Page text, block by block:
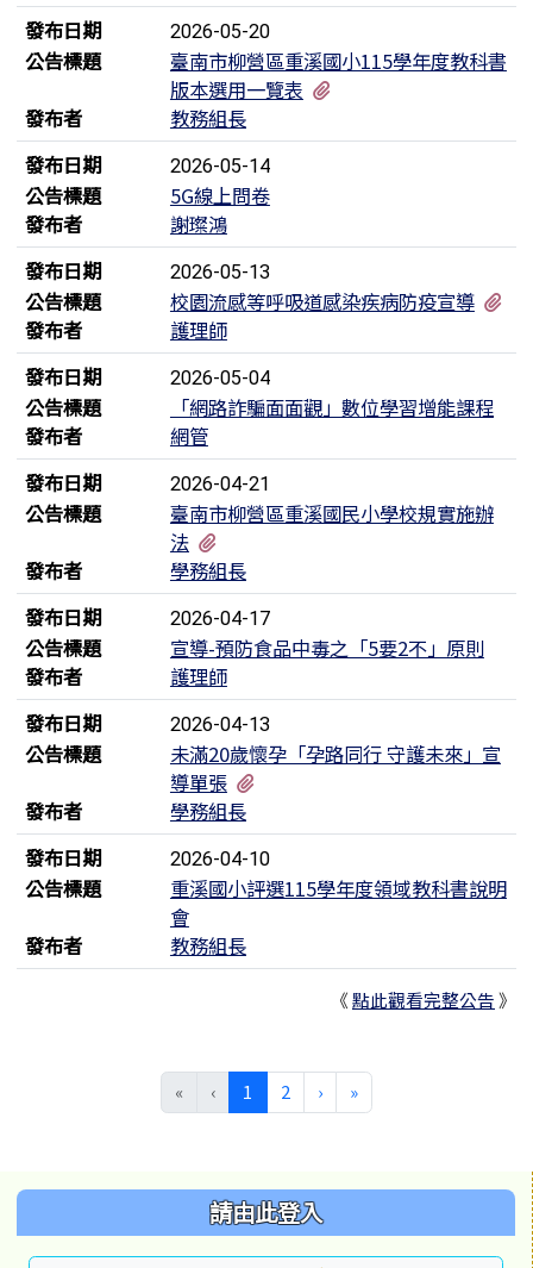
發布日期
2026-05-20
公告標題
臺南市柳營區重溪國小115學年度教科書
版本選用一覽表
發布者
教務組長
發布日期
2026-05-14
公告標題
5G線上問卷
發布者
謝璨鴻
發布日期
2026-05-13
公告標題 校園流感等呼吸道感染疾病防疫宣導
發布者
護理師
發布日期
2026-05-04
公告標題
「網路詐騙面面觀」數位學習增能課程
發布者
網管
發布日期
2026-04-21
公告標題
臺南市柳營區重溪國民小學校規實施辦
法
發布者
學務組長
發布日期
2026-04-17
公告標題
宣導-預防食品中毒之「5要2不」原則
發布者
護理師
發布日期
2026-04-13
公告標題
未滿20歲懷孕「孕路同行 守護未來」宣
導單張
發布者
學務組長
發布日期
2026-04-10
公告標題
重溪國小評選115學年度領域教科書說明
會
發布者
教務組長
《點此觀看完整公告》
« ‹ 1 (目前頁次)
2 ›下一頁
»最後頁
左邊區域內容 請由此登入